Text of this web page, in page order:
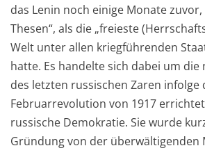
das Lenin noch einige Monate
Thesen“, als die „freieste
Welt unter allen kriegführenden
hatte. Es handelte sich dabei um die
des letzten russischen Zaren infolge
Februarrevolution von 1917
russische Demokratie. Sie wurde
Gründung von der überwältigenden